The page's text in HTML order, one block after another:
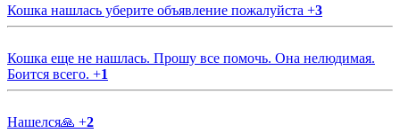
Кошка нашлась уберите объявление пожалуйста +3
Кошка еще не нашлась. Прошу все помочь. Она нелюдимая.
Боится всего. +1
Нашелся🙏 +2